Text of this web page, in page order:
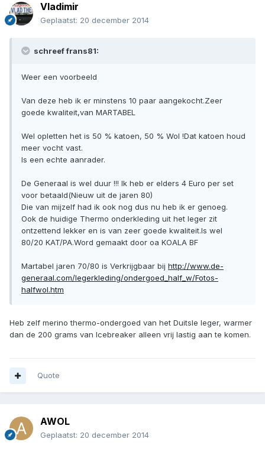
Vladimir
Geplaatst: 20 december 2014
schreef frans81:
Weer een voorbeeld
Van deze heb ik er minstens 10 paar aangekocht.Zeer
goede kwaliteit,van MARTABEL
Wel opletten het is 50 % katoen, 50 % Wol !Dat katoen houd
meer vocht vast.
Is een echte aanrader.
De Generaal is wel duur !!! Ik heb er elders 4 Euro per set
voor betaald(Nieuw uit de jaren 80)
Die van mijzelf had ik ook nog dus nu heb ik er genoeg.
Ook de huidige Thermo onderkleding uit het leger zit
ontzettend lekker en is van zeer goede kwaliteit.Is wel
80/20 KAT/PA.Word gemaakt door oa KOALA BF
Martabel jaren 70/80 is Verkrijgbaar bij http://www.de-
generaal.com/legerkleding/ondergoed_half_w/Fotos-
halfwol.htm
Heb zelf merino thermo-ondergoed van het Duitsle leger, warmer
dan de 200 grams van Icebreaker alleen vrij lastig aan te komen.
Quote
AWOL
Geplaatst: 20 december 2014